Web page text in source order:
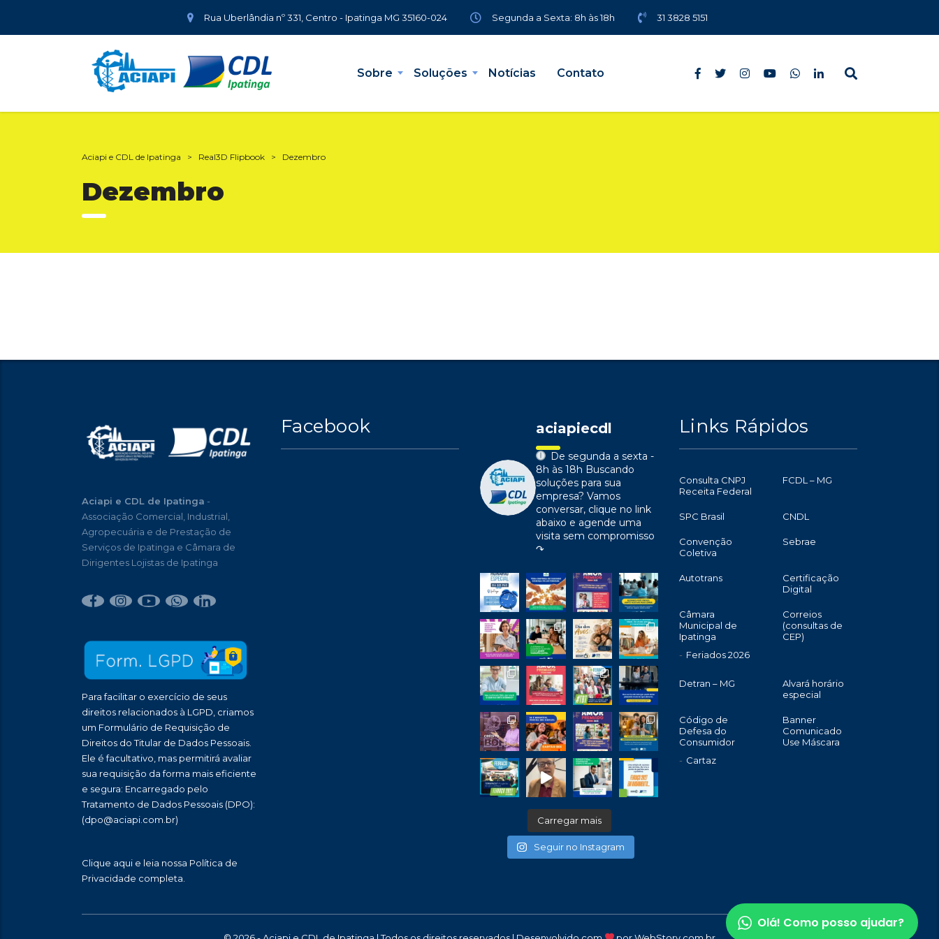
Rua Uberlândia nº 331, Centro - Ipatinga MG 35160-024 Segunda a Sexta: 8h às 18h 31 3828 5151
Sobre Soluções Notícias Contato
Aciapi e CDL de Ipatinga > Real3D Flipbook > Dezembro
Dezembro
Aciapi e CDL de Ipatinga -
Associação Comercial, Industrial,
Agropecuária e de Prestação de
Serviços de Ipatinga e Câmara de
Dirigentes Lojistas de Ipatinga
Para facilitar o exercício de seus
direitos relacionados à LGPD, criamos
um Formulário de Requisição de
Direitos do Titular de Dados Pessoais.
Ele é facultativo, mas permitirá avaliar
sua requisição da forma mais eficiente
e segura: Encarregado pelo
Tratamento de Dados Pessoais (DPO):
(dpo@aciapi.com.br)
Clique aqui e leia nossa Política de
Privacidade completa.
Facebook aciapiecdl
De segunda a sexta -
8h às 18h Buscando
soluções para sua
empresa? Vamos
conversar, clique no link
abaixo e agende uma
visita sem compromisso
↷
Carregar mais
Seguir no Instagram
Links Rápidos
Consulta CNPJ
Receita Federal
FCDL – MG
SPC Brasil CNDL
Convenção
Coletiva
Sebrae
Autotrans
Certificação
Digital
Câmara
Municipal de
Ipatinga
Feriados 2026
Correios
(consultas de
CEP)
Detran – MG
Alvará horário
especial
Código de
Defesa do
Consumidor
Cartaz
Banner
Comunicado
Use Máscara
Olá! Como posso ajudar?